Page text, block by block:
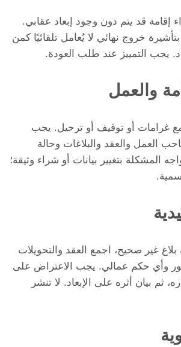
إقامة قد يتم دون وجود إبعاد عقابي.
خروج نهائي لا يُعامل تلقائيًا كمن
يجب التمييز عند طلب العودة.
والعمل
غرامات أو توقيف أو ترحيل. يجب
العمل والعقد والبلاغات وحالة
المشكلة بتغيير بيانات أو شراء وثيقة؛
بلاغ غير صحيح، اجمع العقد والتحويلات
وأي حكم عمالي. يجب الاعتراض على
ثم بيان أثره على الإبعاد. لا تنشر